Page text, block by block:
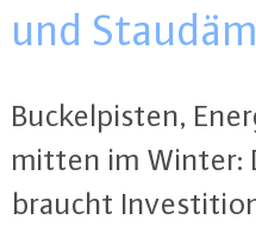
und
Bu­ckel­pis­ten,
mitten im Winter:
braucht